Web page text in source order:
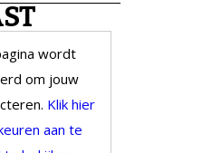
wordt
om jouw
Klik hier
aan te